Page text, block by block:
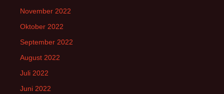
November 2022
Oktober 2022
September 2022
August 2022
Juli 2022
Juni 2022